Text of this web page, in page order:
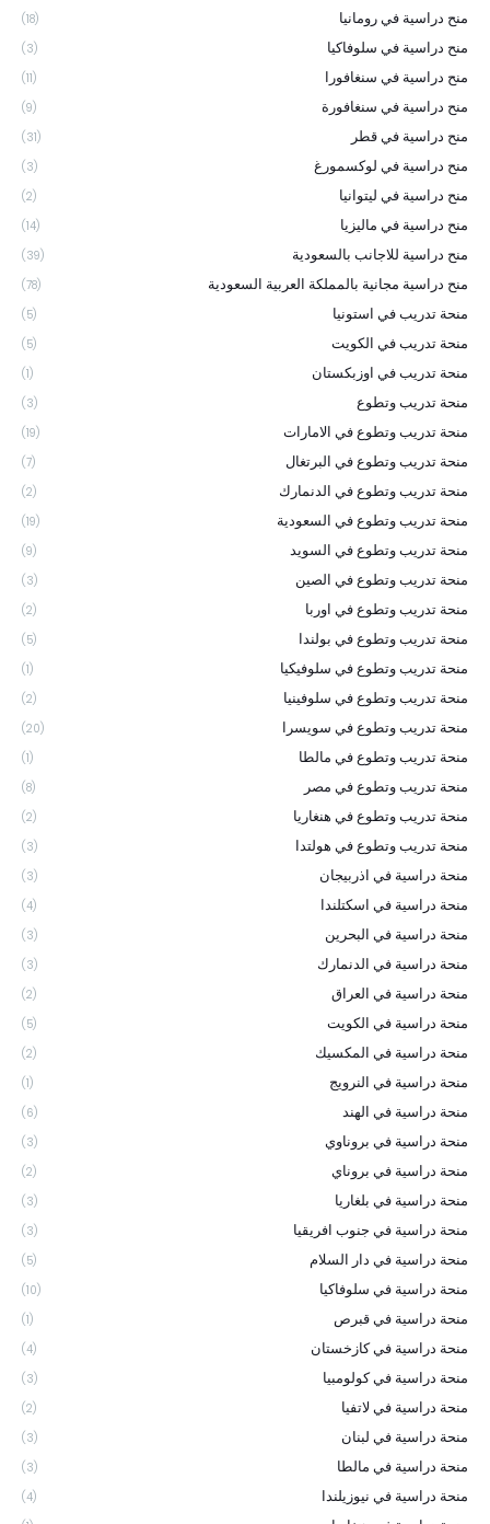
منح دراسية في رومانيا (18)
منح دراسية في سلوفاكيا (3)
منح دراسية في سنغافورا (11)
منح دراسية في سنغافورة (9)
منح دراسية في قطر (31)
منح دراسية في لوكسمورغ (3)
منح دراسية في ليتوانيا (2)
منح دراسية في ماليزيا (14)
منح دراسية للاجانب بالسعودية (39)
منح دراسية مجانية بالمملكة العربية السعودية (78)
منحة تدريب في استونيا (5)
منحة تدريب في الكويت (5)
منحة تدريب في اوزبكستان (1)
منحة تدريب وتطوع (3)
منحة تدريب وتطوع في الامارات (19)
منحة تدريب وتطوع في البرتغال (7)
منحة تدريب وتطوع في الدنمارك (2)
منحة تدريب وتطوع في السعودية (19)
منحة تدريب وتطوع في السويد (9)
منحة تدريب وتطوع في الصين (3)
منحة تدريب وتطوع في اوربا (2)
منحة تدريب وتطوع في بولندا (5)
منحة تدريب وتطوع في سلوفيكيا (1)
منحة تدريب وتطوع في سلوفينيا (2)
منحة تدريب وتطوع في سويسرا (20)
منحة تدريب وتطوع في مالطا (1)
منحة تدريب وتطوع في مصر (8)
منحة تدريب وتطوع في هنغاريا (2)
منحة تدريب وتطوع في هولتدا (3)
منحة دراسية في اذربيجان (3)
منحة دراسية في اسكتلندا (4)
منحة دراسية في البحرين (3)
منحة دراسية في الدنمارك (3)
منحة دراسية في العراق (2)
منحة دراسية في الكويت (5)
منحة دراسية في المكسيك (2)
منحة دراسية في النرويج (1)
منحة دراسية في الهند (6)
منحة دراسية في بروناوي (3)
منحة دراسية في بروناي (2)
منحة دراسية في بلغاريا (3)
منحة دراسية في جنوب افريقيا (3)
منحة دراسية في دار السلام (5)
منحة دراسية في سلوفاكيا (10)
منحة دراسية في قبرص (1)
منحة دراسية في كازخستان (4)
منحة دراسية في كولومبيا (3)
منحة دراسية في لاتفيا (2)
منحة دراسية في لبنان (3)
منحة دراسية في مالطا (3)
منحة دراسية في نيوزيلندا (4)